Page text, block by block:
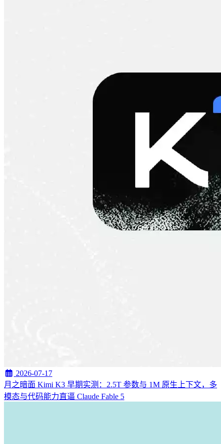
2026-07-17
月之暗面 Kimi K3 早期实测：2.5T 参数与 1M 原生上下文，多
模态与代码能力直逼 Claude Fable 5